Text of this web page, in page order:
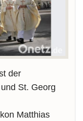
der
St. Georg
Matthias